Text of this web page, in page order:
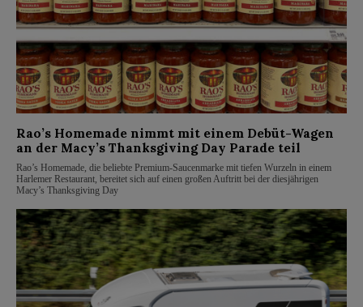
Rao’s Homemade nimmt mit einem Debüt-Wagen
an der Macy’s Thanksgiving Day Parade teil
Rao’s Homemade, die beliebte Premium-Saucenmarke mit tiefen Wurzeln in einem
Harlemer Restaurant, bereitet sich auf einen großen Auftritt bei der diesjährigen
Macy’s Thanksgiving Day